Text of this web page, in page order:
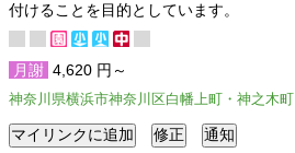
付けることを目的としています。
月謝 4,620 円～
神奈川県横浜市神奈川区白幡上町・神之木町